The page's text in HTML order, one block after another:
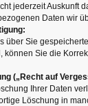
jederzeit Auskunft
Daten wir
über Sie
können Sie die
(„Recht auf
Ihrer Daten
Löschung in